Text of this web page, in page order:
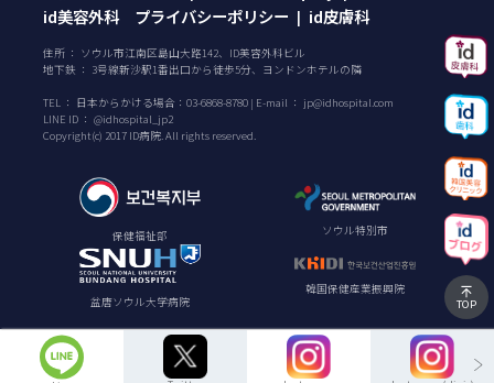
id美容外科 プライバシーポリシー | id皮膚科
住所 ： ソウル市江南区島山大路142、ID美容外科ビル
地下鉄 ： 3号線新沙駅1番出口から徒歩5分、ヨンドンホテルの隣
TEL ： 日本からかける場合： 03-6868-8780 | E-mail ： jp@idhospital.com
LINE ID ： @idhospital_jp2
Copyright(c) 2017 ID病院. All rights reserved.
保健福祉部 ソウル特別市
盆唐ソウル大学病院
韓国保健産業振興院
TOP